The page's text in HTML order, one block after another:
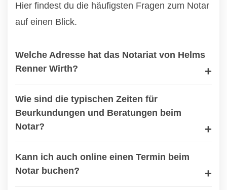
Hier findest du die häufigsten Fragen zum Notar
auf einen Blick.
Welche Adresse hat das Notariat von Helms
Renner Wirth?
Wie sind die typischen Zeiten für
Beurkundungen und Beratungen beim
Notar?
Kann ich auch online einen Termin beim
Notar buchen?